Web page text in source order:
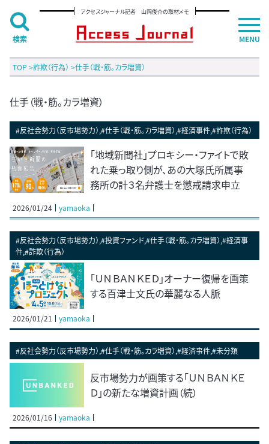
アクセスジャーナル記者 山岡俊介の取材メモ
TOP >詐欺（行為） >仕手（戦・筋。カラ増資）
仕手（戦・筋。カラ増資）
#反社会勢力（反市場勢力）,#仕手（戦・筋。カラ増資）,#経済事件,#詐欺（行為）
「地域新聞社」プロキシー・ファイトで敗
れた乗っ取り側が、あの大塚氏所属事
務所の計３名弁護士を懲戒請求申立
2026/01/24 yamaoka
#反社会勢力（反市場勢力）,#投資ファンド,#仕手（戦・筋。カラ増資）,#経済事
件,#詐欺（行為）
「ＵＮＢＡＮＫＥＤ」オーナー復帰を画策
する百津士文氏の華麗なる人脈
2026/01/21 yamaoka
#反社会勢力（反市場勢力）,#仕手（戦・筋。カラ増資）,#経済事件,#未分類
反市場勢力が画策する「ＵＮＢＡＮＫＥ
Ｄ」の新たな増資計画（続）
2026/01/16 yamaoka
MENU
検索